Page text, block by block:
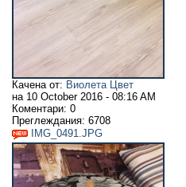
Качена от: Виолета Цвет
на 10 October 2016 - 08:16 AM
Коментари: 0
Преглеждания: 6708
IMG_0491.JPG